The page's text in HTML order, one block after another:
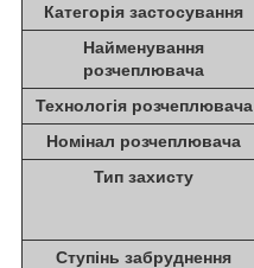
Категорія застосування
Найменування
розчеплювача
Технологія розчеплювача
Номінал розчеплювача
Тип захисту
Ступінь забруднення